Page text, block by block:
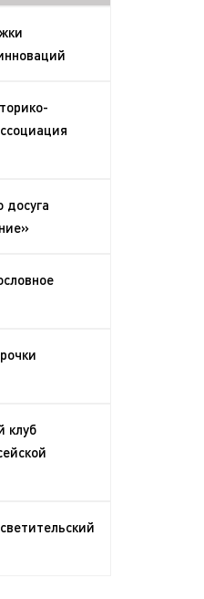
досуга
клуб